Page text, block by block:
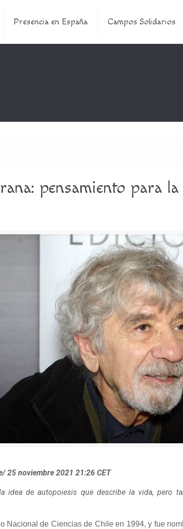
Presencia en España Campos Solidarios
pensamiento para
25 noviembre 2021 21:26 CET
idea de autopoiesis que describe la vida, pero
Nacional de Ciencias de Chile en 1994, y fue